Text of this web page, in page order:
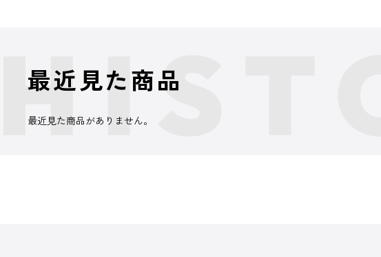
最近見た商品
最近見た商品がありません。